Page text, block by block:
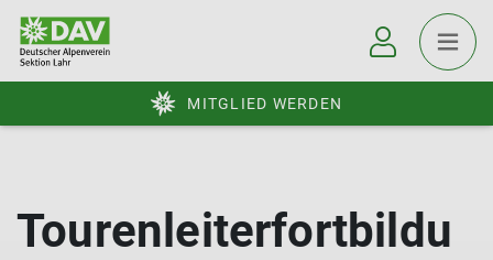
MITGLIED WERDEN
Tourenleiterfortbildu